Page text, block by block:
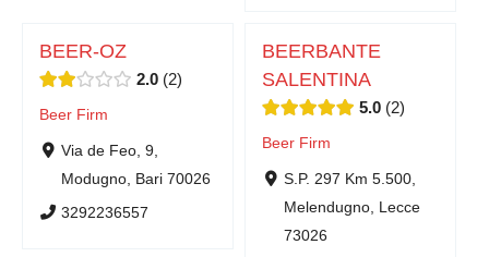
BEER-OZ
2.0 2
Beer Firm
Via de Feo, 9,
Modugno, Bari 70026
3292236557
BEERBANTE
SALENTINA
5.0 2
Beer Firm
S.P. 297 Km 5.500,
Melendugno, Lecce
73026